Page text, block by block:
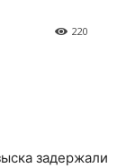
220
задержали